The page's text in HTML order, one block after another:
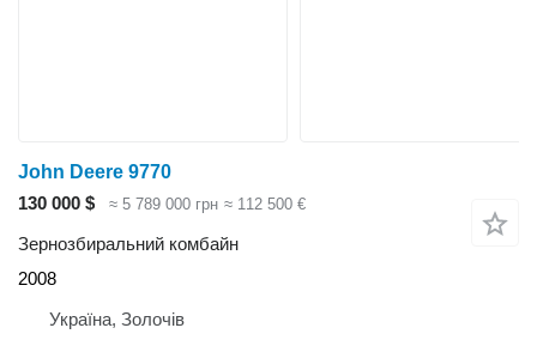
John Deere 9770
130 000 $
≈ 5 789 000 грн ≈ 112 500 €
Зернозбиральний комбайн
2008
Україна, Золочів